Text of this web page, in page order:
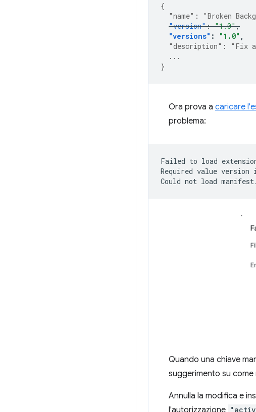
{
"name" : "Broken
"version": "1.0",
"versions" : "1.0" ,
"description" : "Fix
...
}
Ora prova a caricare
problema:
Failed to load
Required value version
Could not load
Quando una chiave
suggerimento su come
Annulla la modifica e
l'autorizzazione